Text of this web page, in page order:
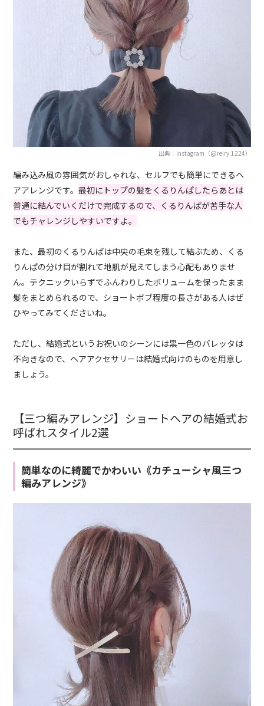
出典：Instagram（@reiry.1224）
編み込み風の雰囲気がおしゃれな、セルフでも簡単にできるヘ
アアレンジです。最初にトップの髪をくるりんぱしたらあとは
普通に結んでいくだけで完成するので、くるりんぱが苦手な人
でもチャレンジしやすいですよ。
また、最初のくるりんぱは中央の毛束を残して結ぶため、くる
りんぱの分け目が割れて地肌が見えてしまう心配もありませ
ん。テクニックいらずでふんわりしたボリュームを保ったまま
髪をまとめられるので、ショートボブ程度の長さがある人はぜ
ひやってみてくださいね。
ただし、結婚式というお祝いのシーンには黒一色のバレッタは
不向きなので、ヘアアクセサリーは結婚式向けのものを用意し
ましょう。
【三つ編みアレンジ】ショートヘアの結婚式お
呼ばれスタイル2選
簡単なのに綺麗でかわいい《カチューシャ風三つ
編みアレンジ》